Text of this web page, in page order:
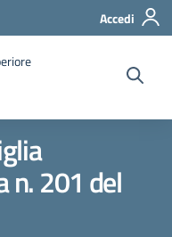
Accedi
n. 201 del